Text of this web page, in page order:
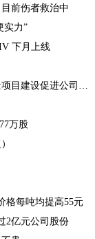
前伤者救治中
实力”
下月上线
建设促进公司发展
万股
格每吨均提高55元
2亿元公司股份